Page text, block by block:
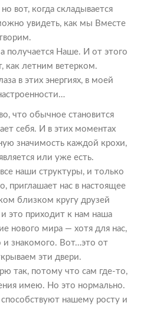
вот, когда складывается
увидеть, как мы Вместе
получается Наше. И от этого
как летним ветерком.
в этих энергиях, в моей
что обычное становится
себя. И в этих моментах
значимость каждой крохи,
или уже есть.
наши структуры, и только
приглашает нас в настоящее
близком кругу друзей
это приходит к нам наша
нового мира — хотя для нас,
и знакомого. Вот…это от
эти двери.
так, потому что сам где-то,
имею. Но это нормально.
нашему росту и